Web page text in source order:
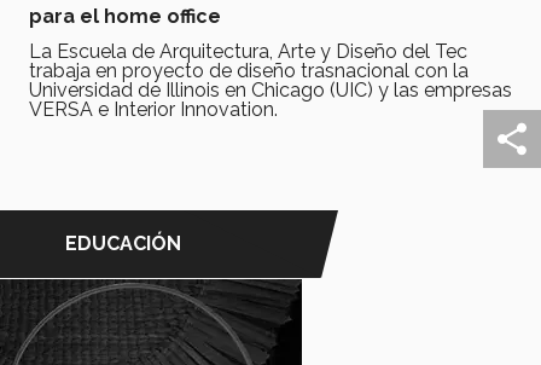
para el home office
La Escuela de Arquitectura, Arte y Diseño del Tec
trabaja en proyecto de diseño trasnacional con la
Universidad de Illinois en Chicago (UIC) y las empresas
VERSA e Interior Innovation.
EDUCACIÓN